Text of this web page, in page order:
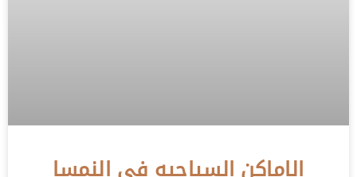
الاماكن السياحيه في النمسا